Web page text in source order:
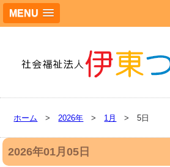
MENU
ホーム > 2026年 > 1月 > 5日
2026年01月05日